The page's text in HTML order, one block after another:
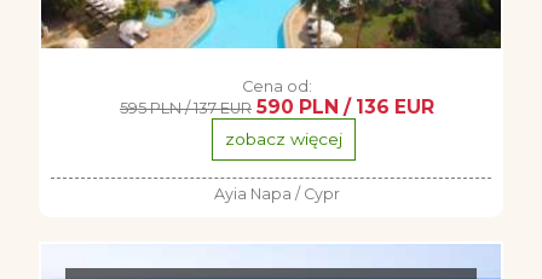
Cena od:
595 PLN / 137 EUR 590 PLN / 136 EUR
zobacz więcej
Ayia Napa / Cypr